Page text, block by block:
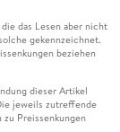
das Lesen aber nicht
gekennzeichnet.
beziehen
dieser Artikel
jeweils zutreffende
Preissenkungen